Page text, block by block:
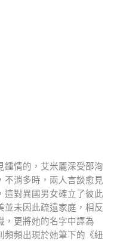
鍾情的，艾米麗深受邵洵
消多時，兩人言談愈見
這對異國男女確立了彼此
並未因此疏遠家庭，相反
，更將她的名字中譯為
頻頻出現於她筆下的《紐